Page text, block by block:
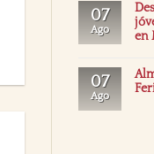
07
Ago
en
07
Ago